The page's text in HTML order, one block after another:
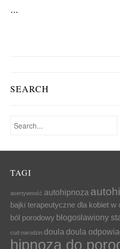
…
SEARCH
TAGI
asertywność autohipnoza
bajki terapeutyczne dla kobiet w
ból porodowy błogosławiony
cud narodzin doula doula
hipnoza do